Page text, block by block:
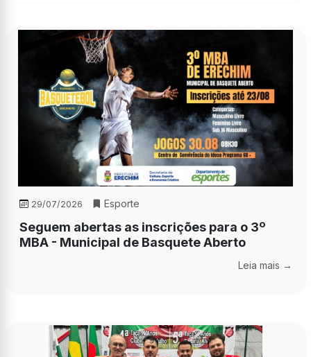
29/07/2026 Esporte
Seguem abertas as inscrições para o 3º
MBA - Municipal de Basquete Aberto
Leia mais →